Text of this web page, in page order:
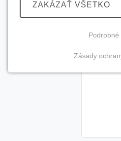
ZAKÁZAŤ VŠETKO
Podrobné
Tieto cookies sú potrebné
webovej stránky a bez
Zásady